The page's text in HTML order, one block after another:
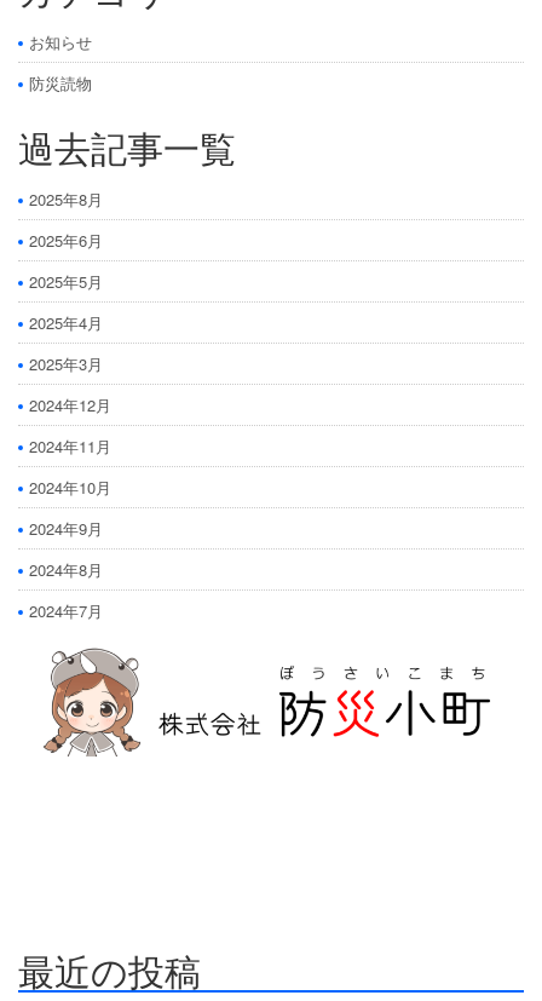
お知らせ
防災読物
過去記事一覧
2025年8月
2025年6月
2025年5月
2025年4月
2025年3月
2024年12月
2024年11月
2024年10月
2024年9月
2024年8月
2024年7月
最近の投稿